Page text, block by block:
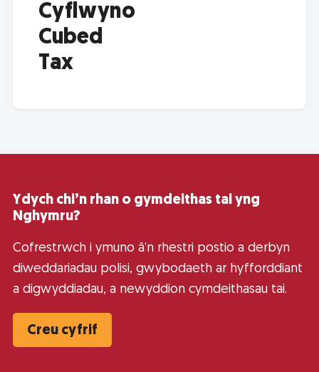
Cyflwyno
Cubed
Tax
Ydych chi’n rhan o gymdeithas tai yng
Nghymru?
Cofrestrwch i ymuno â’n rhestri postio a derbyn
diweddariadau polisi, gwybodaeth ar hyfforddiant
a digwyddiadau, a newyddion cymdeithasau tai.
Creu cyfrif